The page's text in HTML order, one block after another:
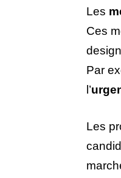
Les
Ces
Par
l’
Les